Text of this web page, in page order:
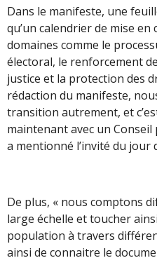
Dans le manifeste, une
qu’un calendrier de mise
domaines comme le
électoral, le renforcement
justice et la protection des
rédaction du manifeste,
transition autrement, et
maintenant avec un
a mentionné l’invité du jour
De plus, « nous comptons
large échelle et toucher
population à travers
ainsi de connaitre le